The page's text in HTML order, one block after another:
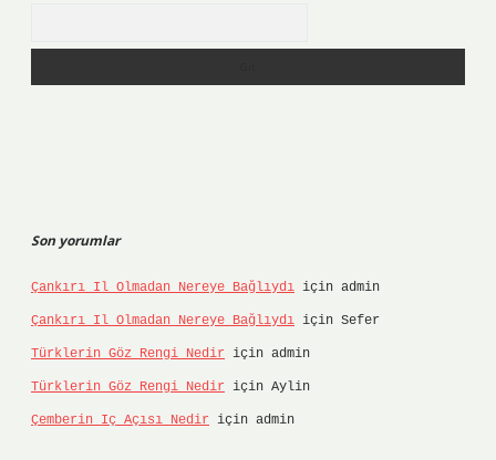
Son yorumlar
Çankırı Il Olmadan Nereye Bağlıydı için admin
Çankırı Il Olmadan Nereye Bağlıydı için Sefer
Türklerin Göz Rengi Nedir için admin
Türklerin Göz Rengi Nedir için Aylin
Çemberin Iç Açısı Nedir için admin